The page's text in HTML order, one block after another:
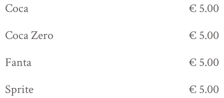
Coca
€ 5.00
Coca Zero
€ 5.00
Fanta
€ 5.00
Sprite
€ 5.00